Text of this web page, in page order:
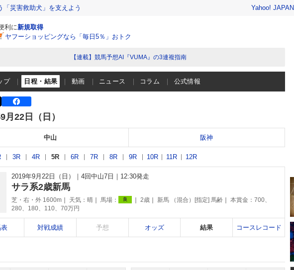
「災害救助犬」を支えよう Yahoo! JAPAN
利に新規取得
ヤフーショッピングなら「毎日5％」おトク
【連載】競馬予想AI『VUMA』の3連複指南
プ 日程・結果 動画 ニュース コラム 公式情報
月22日（日）
中山 阪神
3R 4R 5R 6R 7R 8R 9R 10R 11R 12R
2019年9月22日（日） 4回中山7日 12:30発走
サラ系2歳新馬
芝・右・外 1600m 天気： 晴 馬場： 良 2歳 新馬 （混合）[指定] 馬齢
本賞金：700、
280、180、110、70万円
対戦成績 予想 オッズ 結果 コースレコード